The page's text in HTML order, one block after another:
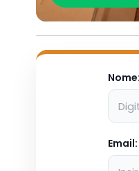
Nome:
Email: